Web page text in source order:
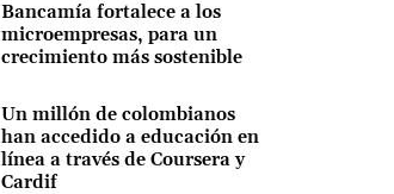
Bancamía fortalece a los
microempresas, para un
crecimiento más sostenible
Un millón de colombianos
han accedido a educación en
línea a través de Coursera y
Cardif